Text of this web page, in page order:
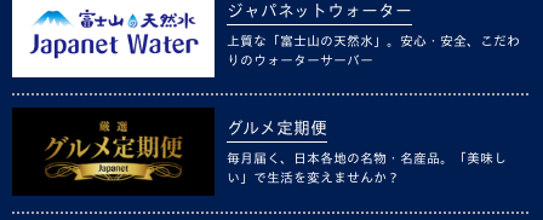
ジャパネットウォーター
上質な「富士山の天然水」。安心・安全、こだわ
りのウォーターサーバー
グルメ定期便
毎月届く、日本各地の名物・名産品。「美味し
い」で生活を変えませんか？